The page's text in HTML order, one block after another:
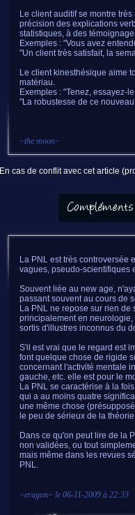
Le client auditif se montre
précision des explications
statistiques, à des
Exemples : "Vous avez
"Un client très satisfait, la
Le client kinesthésique aime
matériau.
Exemples : "Tenez, essayez-
"La robustesse de ce
~the moon~
En cas de conflit avec cet article
La PNL est très controversée
vagues, pseudo-scientifiques
Souvent liée au new age,
passant souvent au cours de
La PNL ne repose sur rien
principalement en
sortis d'illustres inconnus du
S'il est vrai que le regard est
font quelque chose de rigide
concernant l'activité mentale
gauche, etc. elle est pour le
La PNL se caractérise à la
qui a au moins quatre
une même chose
le peu de sérieux de la
Dans ce qu'on peut lire de la
non validées, ou tout
mais même dans les revues
PNL.
~eragon~ le 06-11-2009 à 22:33